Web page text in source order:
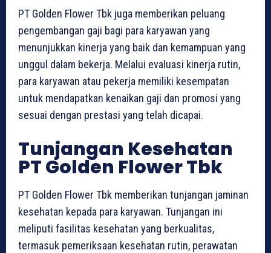
PT Golden Flower Tbk juga memberikan peluang
pengembangan gaji bagi para karyawan yang
menunjukkan kinerja yang baik dan kemampuan yang
unggul dalam bekerja. Melalui evaluasi kinerja rutin,
para karyawan atau pekerja memiliki kesempatan
untuk mendapatkan kenaikan gaji dan promosi yang
sesuai dengan prestasi yang telah dicapai.
Tunjangan Kesehatan
PT Golden Flower Tbk
PT Golden Flower Tbk memberikan tunjangan jaminan
kesehatan kepada para karyawan. Tunjangan ini
meliputi fasilitas kesehatan yang berkualitas,
termasuk pemeriksaan kesehatan rutin, perawatan